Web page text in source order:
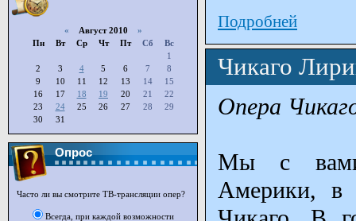
Подробней
Чикаго
Опера
Мы с вами
Америки, в
« Август 2010 »
Пн
Вт Ср Чт Пт Сб
Вс
1
2
3 4 5 6 7
8
9
10 11 12 13 14
15
16
17 18 19 20 21
22
23
24 25 26 27 28
29
30
31
Опрос
Часто ли вы смотрите ТВ-трансляции опер?
Всегда, при каждой возможности